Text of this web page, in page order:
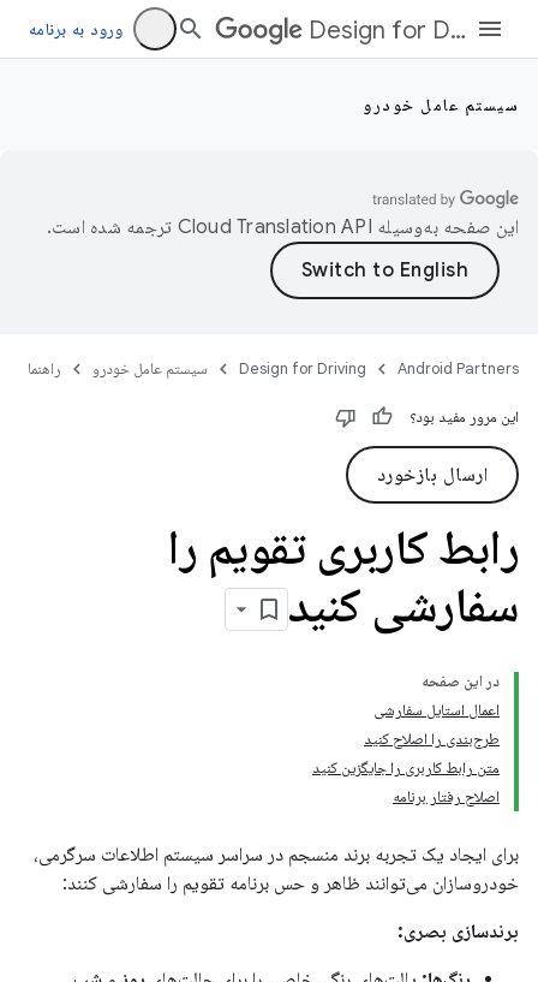
Design for Driving ورود به برنامه
سیستم عامل خودرو
این صفحه به‌وسیله ترجمه شده است.
Android Partners
Design for Driving سیستم عامل خودرو راهنما
این مرور مفید بود؟
ارسال بازخورد
رابط کاربری تقویم را
سفارشی کنید
در این صفحه
اعمال استایل سفارشی
طرح‌بندی را اصلاح کنید
متن رابط کاربری را جایگزین کنید
اصلاح رفتار برنامه
برای ایجاد یک تجربه برند منسجم در سراسر سیستم اطلاعات سرگرمی،
خودروسازان می‌توانند ظاهر و حس برنامه تقویم را سفارشی کنند:
برندسازی بصری: